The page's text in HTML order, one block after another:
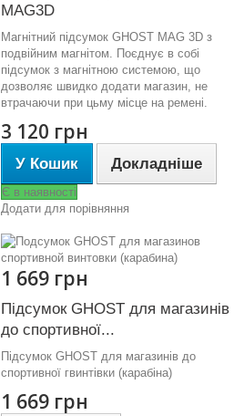
MAG3D
Магнітний підсумок GHOST MAG 3D з
подвійним магнітом. Поєднує в собі
підсумок з магнітною системою, що
дозволяє швидко додати магазин, не
втрачаючи при цьму місце на ремені.
3 120 грн
У Кошик Докладніше
Є в наявності
Додати для порівняння
1 669 грн
Підсумок GHOST для магазинів
до спортивної...
Підсумок GHOST для магазинів до
спортивної гвинтівки (карабіна)
1 669 грн